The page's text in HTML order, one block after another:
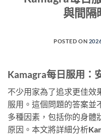
與間隔
POSTED ON
Kamagra每日服用：
不少用家為了追求更佳效
服用。這個問題的答案並
多種因素，包括你的身體
原因。本文將詳細分析